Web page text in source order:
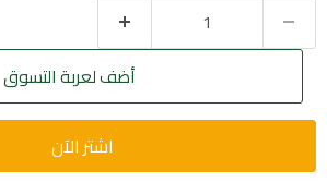
أضف لعربة التسوق
اشتر الآن